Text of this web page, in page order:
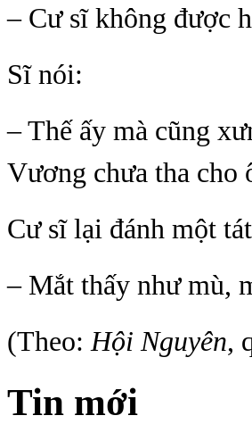
– Cư sĩ không được
Sĩ nói:
– Thế ấy mà cũng
Vương chưa tha cho
Cư sĩ lại đánh một
– Mắt thấy như mù,
(Theo: Hội Nguyên,
Tin mới